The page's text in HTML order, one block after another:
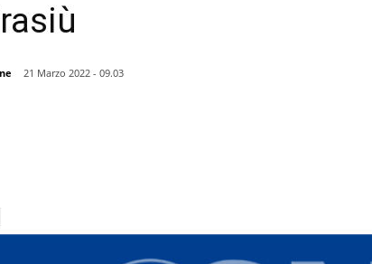
21 Marzo 2022 - 09.03